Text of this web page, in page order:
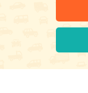
ホテルは、最上階
天風呂があるので
マジオドライバー